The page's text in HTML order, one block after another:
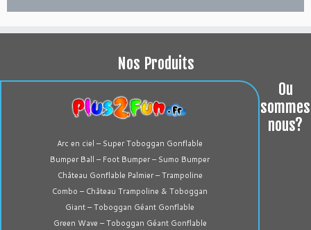
Nos Produits
Arc en ciel – Super Toboggan Gonflable
Bumper Ball – Foot Bumper – Sumo Bumper
Château Gonflable Palmier – Trampoline
Combo – Château Trampoline & Toboggan
Giant – Toboggan Géant Gonflable
Green Wave – Toboggan Géant Gonflable
Ou
sommes
nous?